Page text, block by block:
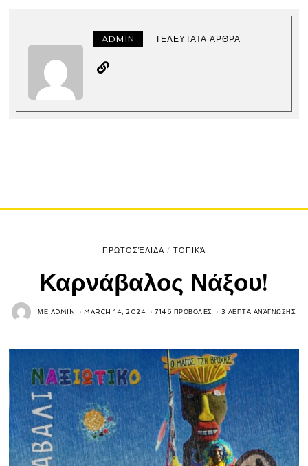
ADMIN ΤΕΛΕΥΤΑΊΑ ΆΡΘΡΑ
ΠΡΩΤΟΣΈΛΙΔΑ / ΤΟΠΙΚΆ
Καρνάβαλος Νάξου!
ΜΕ ADMIN MARCH 14, 2024 7146 ΠΡΟΒΟΛΈΣ 3 ΛΕΠΤΆ ΑΝΆΓΝΩΣΗΣ